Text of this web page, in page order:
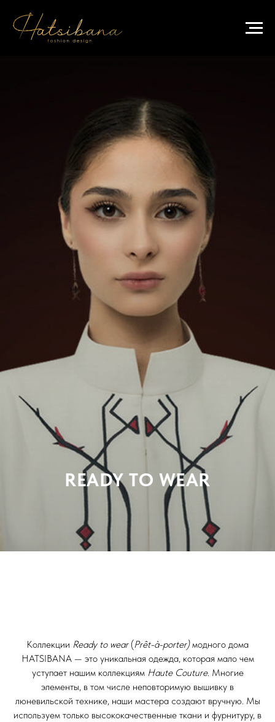
READY TO WEAR
Коллекции Ready to wear(Prêt-à-porter)модного дома
HATSIBANA — это уникальная одежда, которая мало чем
уступает нашим коллекциям Haute Couture. Многие
элементы, в том числе неповторимую вышивку в
люневильской технике, наши мастера создают вручную. Мы
используем только высококачественные ткани и фурнитуру, в